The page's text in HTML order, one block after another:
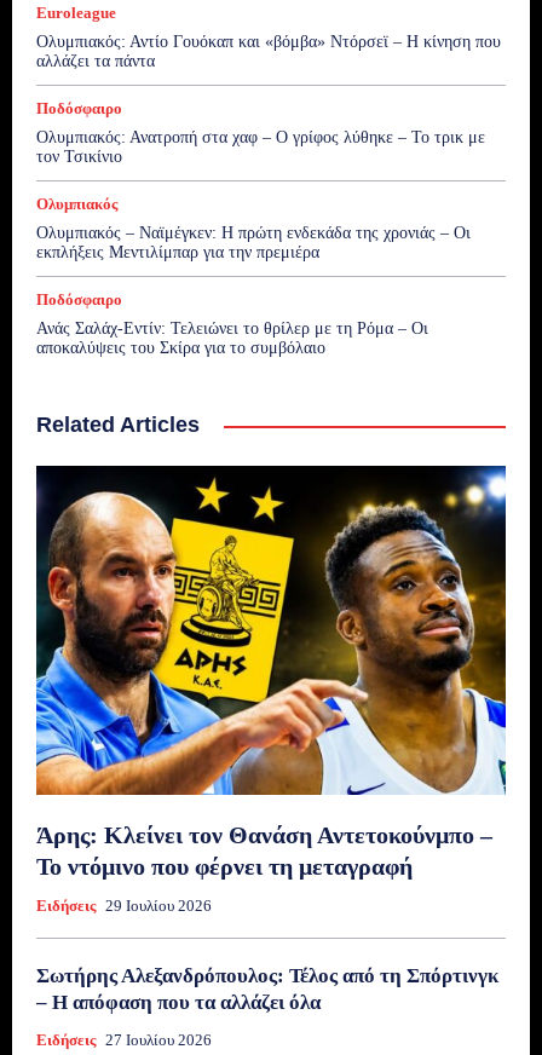
Euroleague
Ολυμπιακός: Αντίο Γουόκαπ και «βόμβα» Ντόρσεϊ – Η κίνηση που
αλλάζει τα πάντα
Ποδόσφαιρο
Ολυμπιακός: Ανατροπή στα χαφ – Ο γρίφος λύθηκε – Το τρικ με
τον Τσικίνιο
Ολυμπιακός
Ολυμπιακός – Ναϊμέγκεν: Η πρώτη ενδεκάδα της χρονιάς – Οι
εκπλήξεις Μεντιλίμπαρ για την πρεμιέρα
Ποδόσφαιρο
Ανάς Σαλάχ-Εντίν: Τελειώνει το θρίλερ με τη Ρόμα – Οι
αποκαλύψεις του Σκίρα για το συμβόλαιο
Related Articles
Άρης: Κλείνει τον Θανάση Αντετοκούνμπο –
Το ντόμινο που φέρνει τη μεταγραφή
Ειδήσεις 29 Ιουλίου 2026
Σωτήρης Αλεξανδρόπουλος: Τέλος από τη Σπόρτινγκ
– Η απόφαση που τα αλλάζει όλα
Ειδήσεις 27 Ιουλίου 2026